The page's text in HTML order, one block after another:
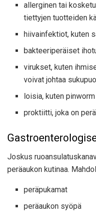
allerginen tai
tiettyjen tuotteiden
hiivainfektiot, kuten
bakteeriperäiset
virukset, kuten
voivat johtaa
loisia, kuten
proktiitti, joka on
Joskus
peräaukon kutinaa.
peräpukamat
peräaukon syöpä